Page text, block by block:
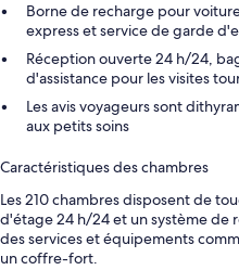
Borne de recharge pour
express et service de garde
Réception ouverte 24 h/24,
d'assistance pour les visites
Les avis voyageurs sont
aux petits soins
Caractéristiques des chambres
Les 210 chambres disposent de
d'étage 24 h/24 et un système de
des services et équipements
un coffre-fort.